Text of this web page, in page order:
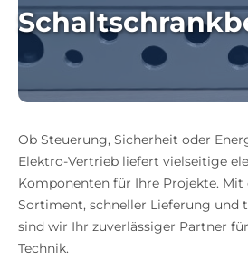
Ob Steuerung, Sicherheit oder
Elektro-Vertrieb liefert vielseitige
Komponenten für Ihre Projekte.
Sortiment, schneller Lieferung und
sind wir Ihr zuverlässiger Partner
Technik.